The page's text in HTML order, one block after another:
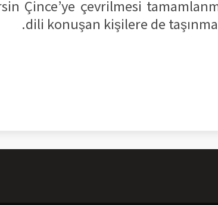
Çince’ye çevrilmesi
dili konuşan kişilere de